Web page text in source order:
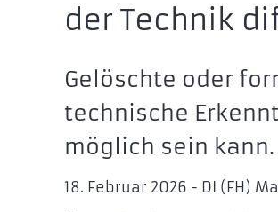
der Technik
Gelöschte oder
technische
möglich sein kann.
18. Februar 2026 - DI (FH)